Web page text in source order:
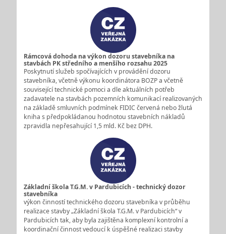
Rámcová dohoda na výkon dozoru stavebníka na
stavbách PK středního a menšího rozsahu 2025
Poskytnutí služeb spočívajících v provádění dozoru
stavebníka, včetně výkonu koordinátora BOZP a včetně
související technické pomoci a dle aktuálních potřeb
zadavatele na stavbách pozemních komunikací realizovaných
na základě smluvních podmínek FIDIC červená nebo žlutá
kniha s předpokládanou hodnotou stavebních nákladů
zpravidla nepřesahující 1,5 mld. Kč bez DPH.
Základní škola T.G.M. v Pardubicích - technický dozor
stavebníka
výkon činností technického dozoru stavebníka v průběhu
realizace stavby „Základní škola T.G.M. v Pardubicích“ v
Pardubicích tak, aby byla zajištěna komplexní kontrolní a
koordinační činnost vedoucí k úspěšné realizaci stavby